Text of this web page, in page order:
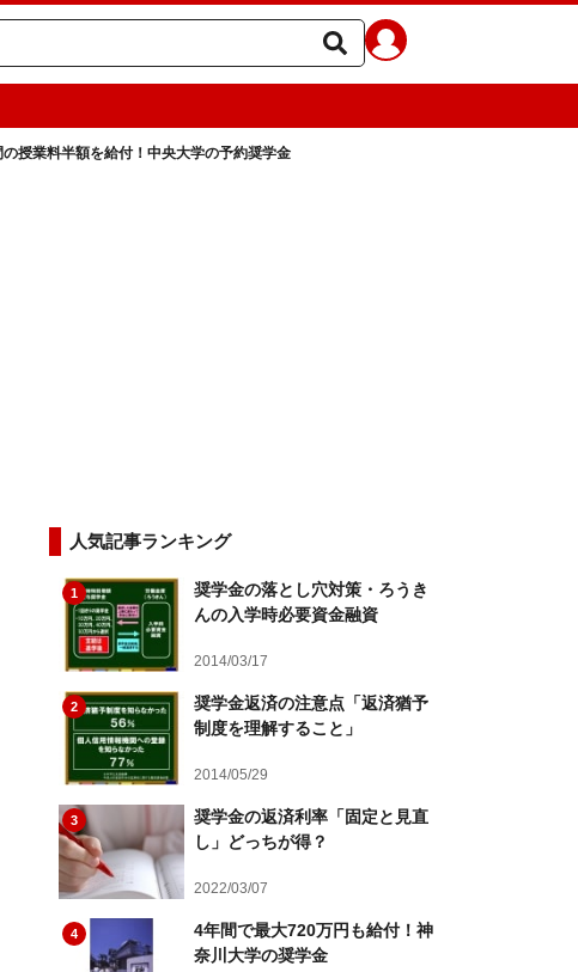
授業料半額を給付！中央大学の予約奨学金
人気記事ランキング
1
奨学金の落とし穴対策・ろうき
んの入学時必要資金融資
2014/03/17
2
奨学金返済の注意点「返済猶予
制度を理解すること」
2014/05/29
3
奨学金の返済利率「固定と見直
し」どっちが得？
2022/03/07
4
4年間で最大720万円も給付！神
奈川大学の奨学金